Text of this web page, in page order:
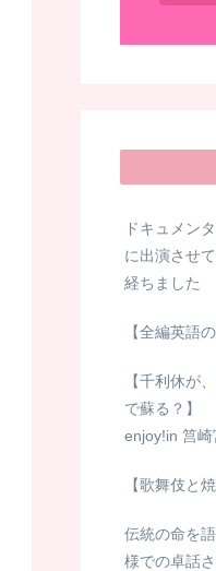
ドキュメン
に出演させ
経ちました
【全編英語
【千利休が
で蘇る？】
enjoy!in 筥
【歌舞伎と
伝統の命を
様での卓話